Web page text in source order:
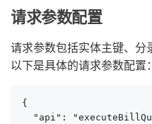
请求参数配置
请求参数包括实体主键、分
以下是具体的请求参数配置：
{
"api":